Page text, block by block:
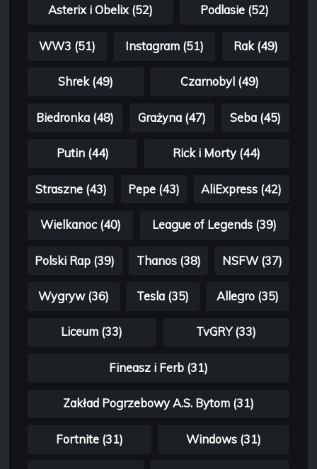
Asterix i Obelix (52) Podlasie (52)
WW3 (51) Instagram (51) Rak (49)
Shrek (49) Czarnobyl (49)
Biedronka (48) Grażyna (47) Seba (45)
Putin (44) Rick i Morty (44)
Straszne (43) Pepe (43) AliExpress (42)
Wielkanoc (40) League of Legends (39)
Polski Rap (39) Thanos (38) NSFW (37)
Wygryw (36) Tesla (35) Allegro (35)
Liceum (33) TvGRY (33)
Fineasz i Ferb (31)
Zakład Pogrzebowy A.S. Bytom (31)
Fortnite (31) Windows (31)